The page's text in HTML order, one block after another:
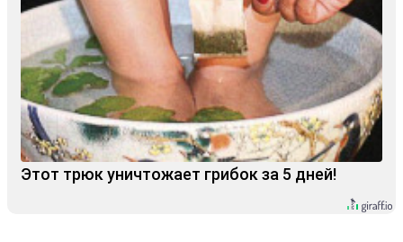
Этот трюк уничтожает грибок за 5 дней!